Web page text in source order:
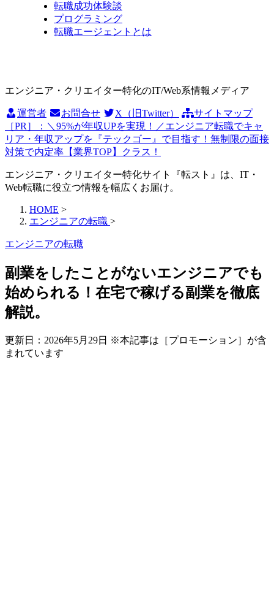
転職成功体験談
プログラミング
転職エージェントとは
エンジニア・クリエイター特化のIT/Web系情報メディア
運営者 お問合せ X（旧Twitter）
サイトマップ
［PR］：＼95%が年収UPを実現！／エンジニア転職でキャ
リア・年収アップを『テックゴー』で目指す！無制限の面接
対策で内定率【業界TOP】クラス！
エンジニア・クリエイター特化サイト『転スト』は、IT・
Web転職に役立つ情報を幅広くお届け。
HOME >
エンジニアの転職 >
エンジニアの転職
副業をしたことがないエンジニアでも
始められる！在宅で稼げる副業を徹底
解説。
更新日： 2026年5月29日 ※本記事は［プロモーション］が含
まれています